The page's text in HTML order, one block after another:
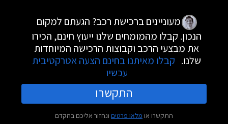
מעוניינים ברכישת רכב? הגעתם למקום
הנכון. קבלו מהמומחים שלנו ייעוץ חינם, הכירו
את מבצעי הרכב וקבוצות הרכישה המיוחדות
שלנו. קבלו מאיתנו בחינם הצעה אטרקטיבית
עכשיו
התקשרו
התקשרו או מלאו פרטים ונחזור אליכם בהקדם